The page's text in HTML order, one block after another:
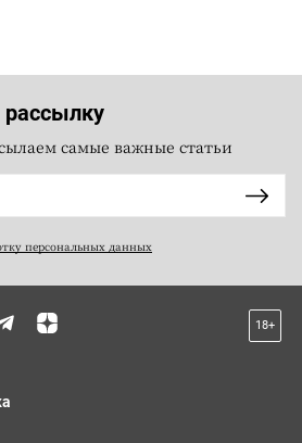
самые важные статьи
персональных данных
18+